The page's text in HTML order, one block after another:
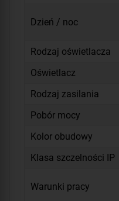
Dzień / noc
Rodzaj oświetlacza
Oświetlacz
Rodzaj zasilania
Pobór mocy
Kolor obudowy
Klasa szczelności IP
Warunki pracy